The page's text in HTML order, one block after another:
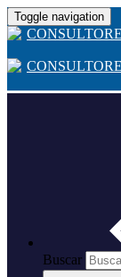
Toggle navigation
Buscar